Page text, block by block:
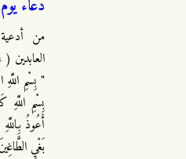
دعاء
من
العابدين
" بِسْمِ اللَّهِ
بِسْمِ اللَّهِ
أَعُوذُ
بَغْيِ